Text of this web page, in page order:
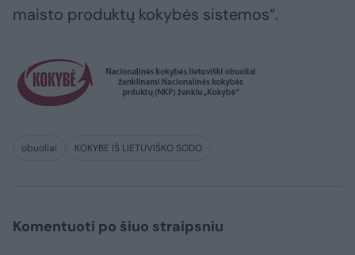
maisto produktų kokybės sistemos“.
obuoliai KOKYBĖ IŠ LIETUVIŠKO SODO
Komentuoti po šiuo straipsniu